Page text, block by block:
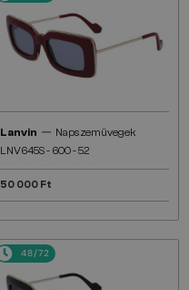
Lanvin — Napszemüvegek
LNV645S - 600 - 52
50 000 Ft
48/72